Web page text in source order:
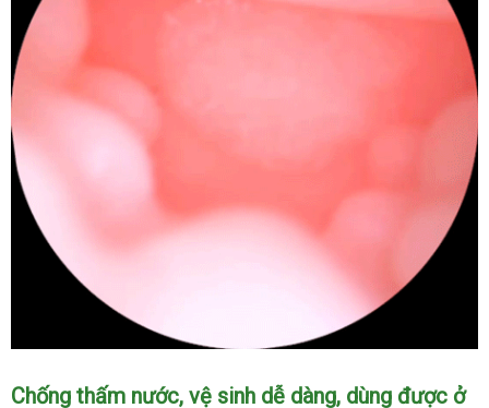
Âm
Chống thấm nước, vệ sinh dễ dàng, dùng được ở